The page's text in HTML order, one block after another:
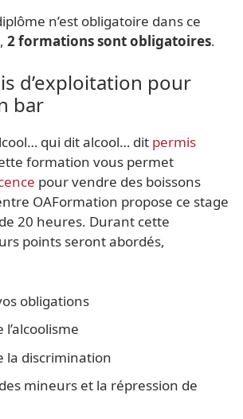
n’est obligatoire dans ce
2 formations sont obligatoires.
d’exploitation pour
bar
qui dit alcool… dit permis
formation vous permet
pour vendre des boissons
OAFormation propose ce stage
20 heures. Durant cette
points seront abordés,
obligations
la discrimination
mineurs et la répression de